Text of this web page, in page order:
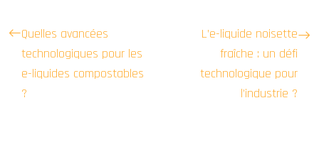
Quelles avancées
technologiques pour les
e-liquides compostables
?
L’e-liquide noisette
fraîche : un défi
technologique pour
l’industrie ?